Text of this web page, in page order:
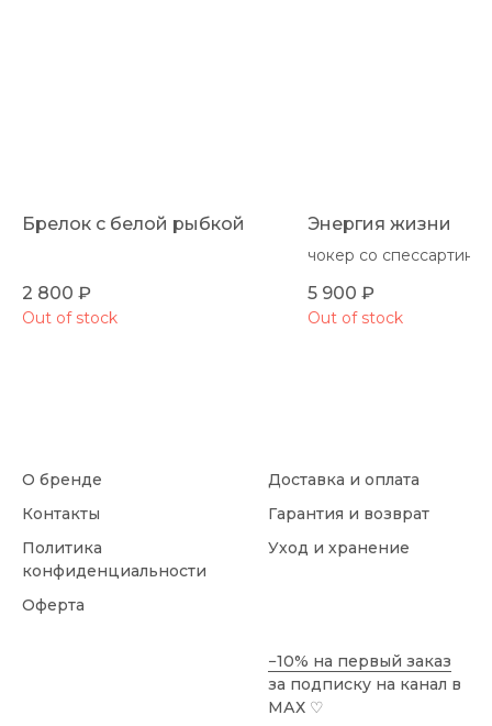
Брелок с белой рыбкой
2 800 ₽
Out of stock
Энергия жизни
чокер со
5 900 ₽
Out of stock
О бренде
Контакты
Политика
конфиденциальности
Оферта
Доставка и оплата
Гарантия и возврат
Уход и хранение
−10% на первый заказ
за подписку на канал в
МАХ ♡